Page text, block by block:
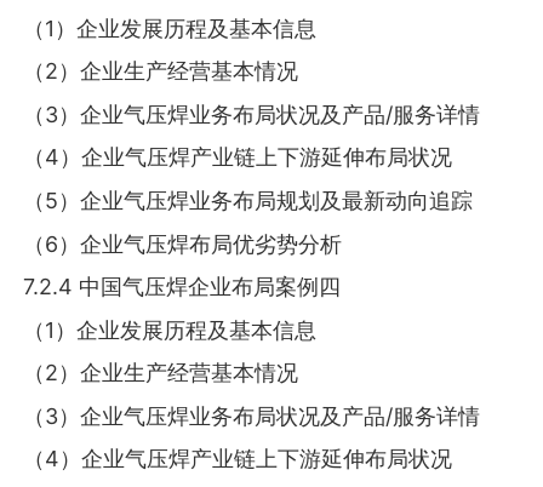
（1）企业发展历程及基本信息
（2）企业生产经营基本情况
（3）企业气压焊业务布局状况及产品/服务详情
（4）企业气压焊产业链上下游延伸布局状况
（5）企业气压焊业务布局规划及最新动向追踪
（6）企业气压焊布局优劣势分析
7.2.4 中国气压焊企业布局案例四
（1）企业发展历程及基本信息
（2）企业生产经营基本情况
（3）企业气压焊业务布局状况及产品/服务详情
（4）企业气压焊产业链上下游延伸布局状况